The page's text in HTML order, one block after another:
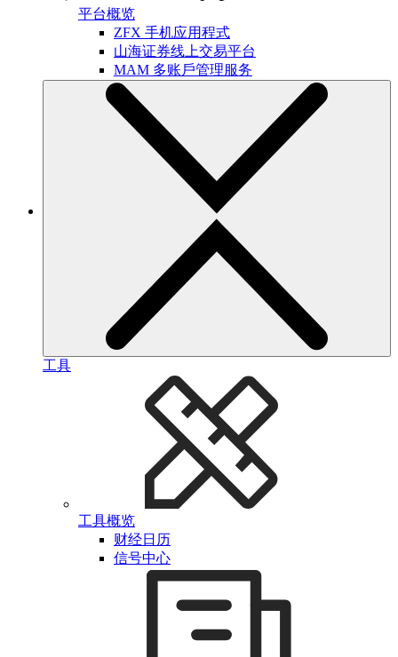
平台概览
ZFX 手机应用程式
山海证券线上交易平台
MAM 多账戶管理服务
工具
工具概览
财经日历
信号中心